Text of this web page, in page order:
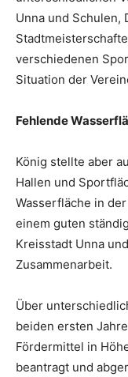
Unna und Schulen,
verschiedenen
Situation der
Fehlende
König stellte aber
Hallen und
Wasserfläche in
einem guten
Kreisstadt Unna
Zusammenarbeit.
Über
beiden ersten
Fördermittel in
beantragt und